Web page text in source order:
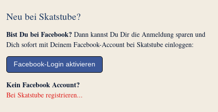
Neu bei Skatstube?
Bist Du bei Facebook? Dann kannst Du Dir die Anmeldung sparen und
Dich sofort mit Deinem Facebook-Account bei Skatstube einloggen:
Facebook-Login aktivieren
Kein Facebook Account?
Bei Skatstube registrieren...